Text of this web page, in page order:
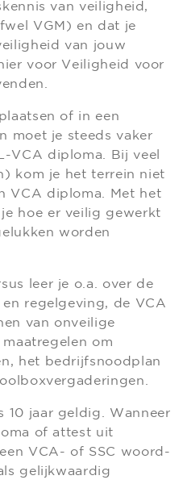
van veiligheid,
VGM) en dat je
van jouw
voor Veiligheid voor
of in een
moet je steeds vaker
VCA diploma. Bij veel
kom je het terrein niet
VCA diploma. Met het
hoe er veilig gewerkt
worden
leer je o.a. over de
regelgeving, de VCA
van onveilige
om
het bedrijfsnoodplan
10 jaar geldig. Wanneer
of attest uit
VCA- of SSC woord-
gelijkwaardig